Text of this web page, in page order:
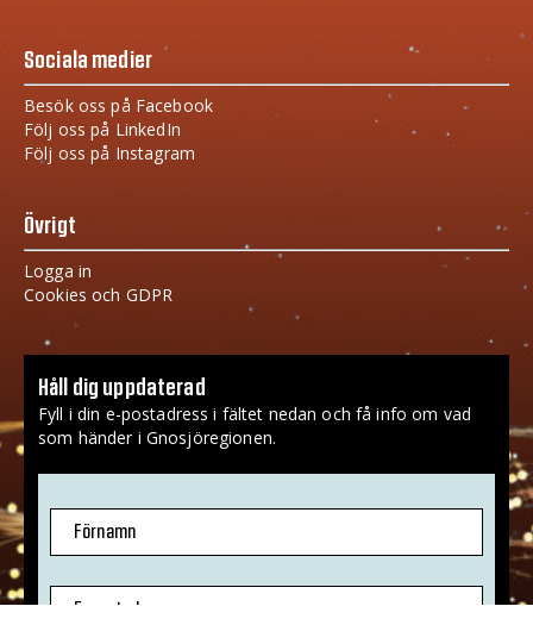
Sociala medier
Besök oss på Facebook
Följ oss på LinkedIn
Följ oss på Instagram
Övrigt
Logga in
Cookies och GDPR
Håll dig uppdaterad
Fyll i din e-postadress i fältet nedan och få info om vad
som händer i Gnosjöregionen.
Förnamn
E-postadress